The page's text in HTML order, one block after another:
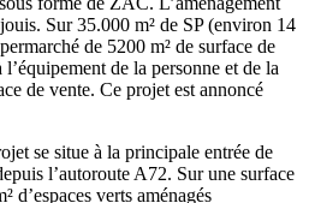
Sur 35.000 m² de SP (environ 14
de 5200 m² de surface de
de la personne et de la
de vente. Ce projet est annoncé
se situe à la principale entrée de
l’autoroute A72. Sur une surface
d’espaces verts aménagés